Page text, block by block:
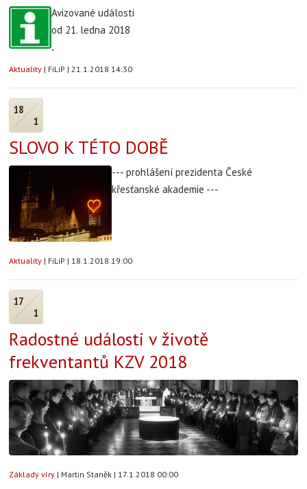
Avizované události
od 21. ledna 2018
.
Aktuality | FiLiP | 21.1.2018 14:30
18
1
SLOVO K TÉTO DOBĚ
--- prohlášení prezidenta České
křesťanské akademie ---
Aktuality | FiLiP | 18.1.2018 19:00
17
1
Radostné události v životě
frekventantů KZV 2018
Základy víry | Martin Staněk | 17.1.2018 00:00